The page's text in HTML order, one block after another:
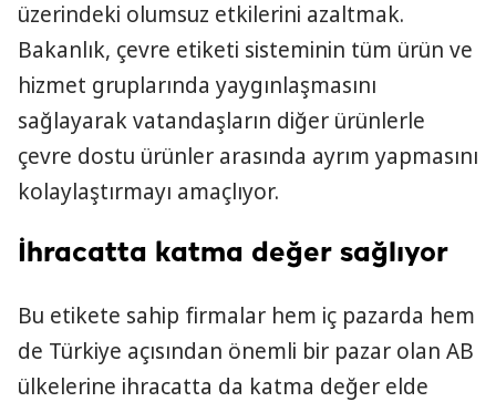
üzerindeki olumsuz etkilerini azaltmak.
Bakanlık, çevre etiketi sisteminin tüm ürün ve
hizmet gruplarında yaygınlaşmasını
sağlayarak vatandaşların diğer ürünlerle
çevre dostu ürünler arasında ayrım yapmasını
kolaylaştırmayı amaçlıyor.
İhracatta katma değer sağlıyor
Bu etikete sahip firmalar hem iç pazarda hem
de Türkiye açısından önemli bir pazar olan AB
ülkelerine ihracatta da katma değer elde